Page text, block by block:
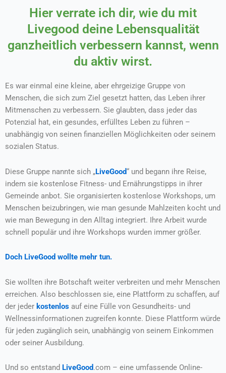
Hier verrate ich dir, wie du mit
Livegood deine Lebensqualität
ganzheitlich verbessern kannst, wenn
du aktiv wirst.
Es war einmal eine kleine, aber ehrgeizige Gruppe von
Menschen, die sich zum Ziel gesetzt hatten, das Leben ihrer
Mitmenschen zu verbessern. Sie glaubten, dass jeder das
Potenzial hat, ein gesundes, erfülltes Leben zu führen –
unabhängig von seinen finanziellen Möglichkeiten oder seinem
sozialen Status.
Diese Gruppe nannte sich „LiveGood“ und begann ihre Reise,
indem sie kostenlose Fitness- und Ernährungstipps in ihrer
Gemeinde anbot. Sie organisierten kostenlose Workshops, um
Menschen beizubringen, wie man gesunde Mahlzeiten kocht und
wie man Bewegung in den Alltag integriert. Ihre Arbeit wurde
schnell populär und ihre Workshops wurden immer größer.
Doch LiveGood wollte mehr tun.
Sie wollten ihre Botschaft weiter verbreiten und mehr Menschen
erreichen. Also beschlossen sie, eine Plattform zu schaffen, auf
der jeder kostenlos auf eine Fülle von Gesundheits- und
Wellnessinformationen zugreifen konnte. Diese Plattform würde
für jeden zugänglich sein, unabhängig von seinem Einkommen
oder seiner Ausbildung.
Und so entstand LiveGood.com – eine umfassende Online-